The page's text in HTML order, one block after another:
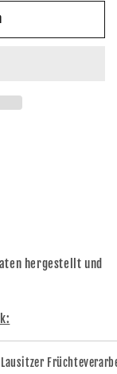
hergestellt und
Lausitzer